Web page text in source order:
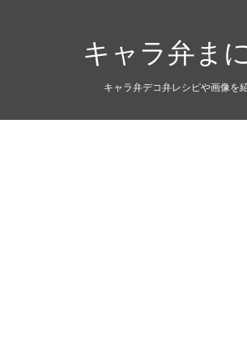
キャラ弁ま
キャラ弁デコ弁レシピや画像を